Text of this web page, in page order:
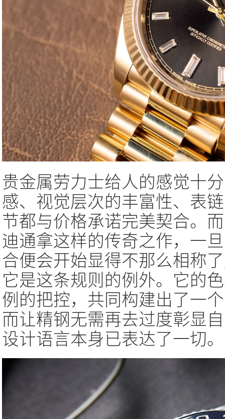
贵金属劳力士给人的感觉十
感、视觉层次的丰富性、表
节都与价格承诺完美契合。
迪通拿这样的传奇之作，一
合便会开始显得不那么相称
它是这条规则的例外。它的
例的把控，共同构建出了一
而让精钢无需再去过度彰显
设计语言本身已表达了一切。